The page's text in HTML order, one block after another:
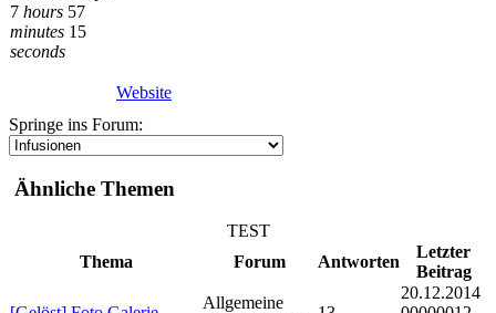
7 hours 57
minutes 15
seconds
Website
Springe ins Forum:
Ähnliche Themen
TEST
Thema
Forum Antworten
Letzter
Beitrag
Allgemeine
20.12.2014